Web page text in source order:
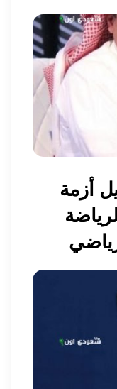
أزمة